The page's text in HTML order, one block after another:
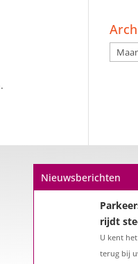
Nieuwsberichten
Een
57e?
bent?...
rijdt
U kent
terug bij